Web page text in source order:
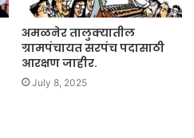
अमळनेर तालुक्यातील
ग्रामपंचायत सरपंच पदासाठी
आरक्षण जाहीर.
July 8, 2025